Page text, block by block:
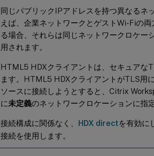
同じパブリックIPアドレスを持つ異なるネ
えば、企業ネットワークとゲストWi-Fiの
る場合、それらは同じネットワークロケー
用されます。
HTML5 HDXクライアントは、セキュアな
ます。HTML5 HDXクライアントがTLS用
ソースに接続しようとすると、Citrix
に未定義のネットワークロケーションに指
接続構成に関係なく、 HDX directを有効に
接続を使用します。